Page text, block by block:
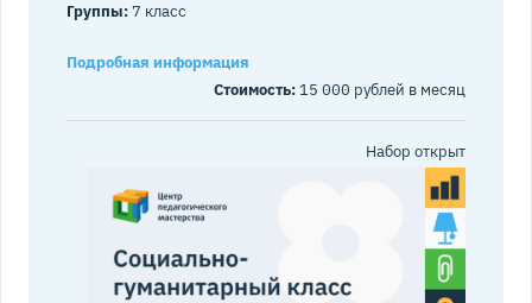
Группы: 7 класс
Подробная информация
Стоимость:15 000 рублей в месяц
Набор открыт